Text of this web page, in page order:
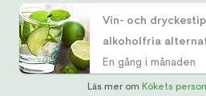
Vin- och
alkoholfria
En gång i månaden
Läs mer om Kökets